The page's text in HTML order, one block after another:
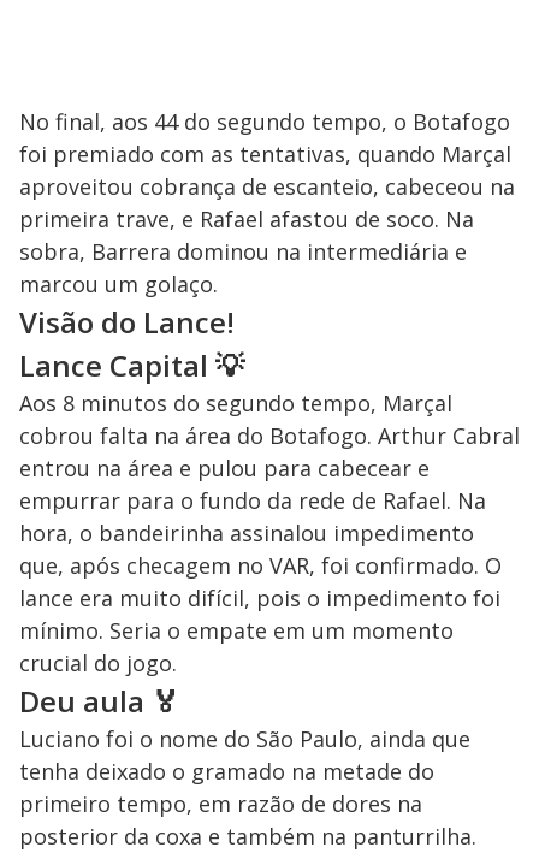
No final, aos 44 do segundo tempo, o Botafogo
foi premiado com as tentativas, quando Marçal
aproveitou cobrança de escanteio, cabeceou na
primeira trave, e Rafael afastou de soco. Na
sobra, Barrera dominou na intermediária e
marcou um golaço.
Visão do Lance!
Lance Capital 💡
Aos 8 minutos do segundo tempo, Marçal
cobrou falta na área do Botafogo. Arthur Cabral
entrou na área e pulou para cabecear e
empurrar para o fundo da rede de Rafael. Na
hora, o bandeirinha assinalou impedimento
que, após checagem no VAR, foi confirmado. O
lance era muito difícil, pois o impedimento foi
mínimo. Seria o empate em um momento
crucial do jogo.
Deu aula 🏅
Luciano foi o nome do São Paulo, ainda que
tenha deixado o gramado na metade do
primeiro tempo, em razão de dores na
posterior da coxa e também na panturrilha.